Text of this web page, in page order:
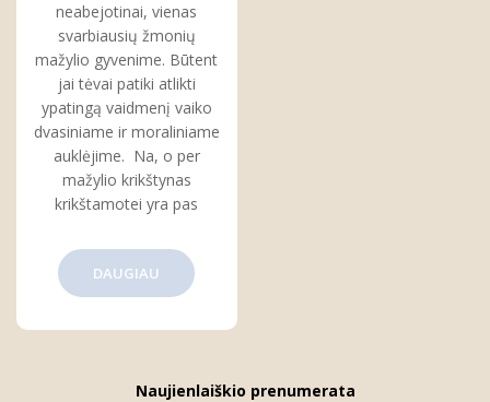
neabejotinai, vienas
svarbiausių žmonių
mažylio gyvenime. Būtent
jai tėvai patiki atlikti
ypatingą vaidmenį vaiko
dvasiniame ir moraliniame
auklėjime. Na, o per
mažylio krikštynas
krikštamotei yra pas
DAUGIAU
Naujienlaiškio prenumerata